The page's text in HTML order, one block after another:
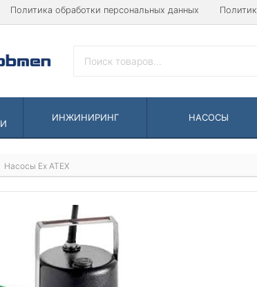
Политика обработки персональных данных
ИНЖИНИРИНГ НАСОСЫ
Насосы Ex ATEX